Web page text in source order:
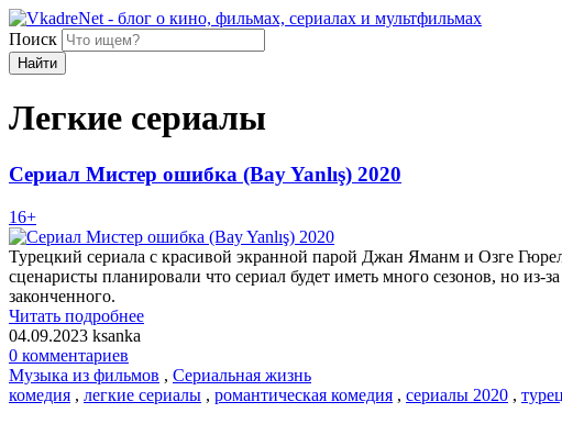
Поиск
Найти
Легкие сериалы
Сериал Мистер ошибка (Bay Yanlış) 2020
16+
Турецкий сериала с красивой экранной парой Джан Яманм и Озге
сценаристы планировали что сериал будет иметь много сезонов, но
законченного.
Читать подробнее
04.09.2023 ksanka
0 комментариев
Музыка из фильмов , Сериальная жизнь
комедия , легкие сериалы , романтическая комедия , сериалы 2020 ,